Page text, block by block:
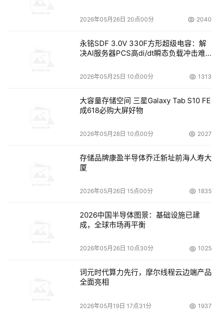
2026年05月26日 20点00分 2040
永铭SDF 3.0V 330F方形超级电容：解
决AI服务器PCS高di/dt瞬态负载冲击难
2026年05月25日 10点00分 1313
大容量存储空间 三星Galaxy Tab S10 FE
成618必购大屏好物
2026年05月28日 10点00分 2027
存储品牌康盈半导体乔迁新址前海人寿大
厦
2026年05月26日 15点00分 1835
2026中国半导体图景：基础设施已建
成，全球市场再平衡
2026年05月26日 10点30分 1025
词元时代算力先行，摩尔线程云边端产品
全面亮相
2026年05月19日 17点31分 1937